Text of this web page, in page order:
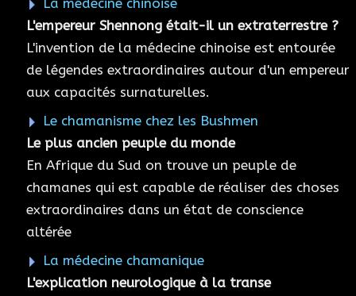
La médecine chinoise
L'empereur Shennong était-il un extraterrestre ?
L'invention de la médecine chinoise est entourée
de légendes extraordinaires autour d'un empereur
aux capacités surnaturelles.
Le chamanisme chez les Bushmen
Le plus ancien peuple du monde
En Afrique du Sud on trouve un peuple de
chamanes qui est capable de réaliser des choses
extraordinaires dans un état de conscience
altérée
La médecine chamanique
L'explication neurologique à la transe